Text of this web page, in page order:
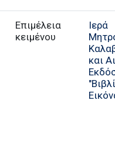
Επιμέλεια
κειμένου
Ιερά
και